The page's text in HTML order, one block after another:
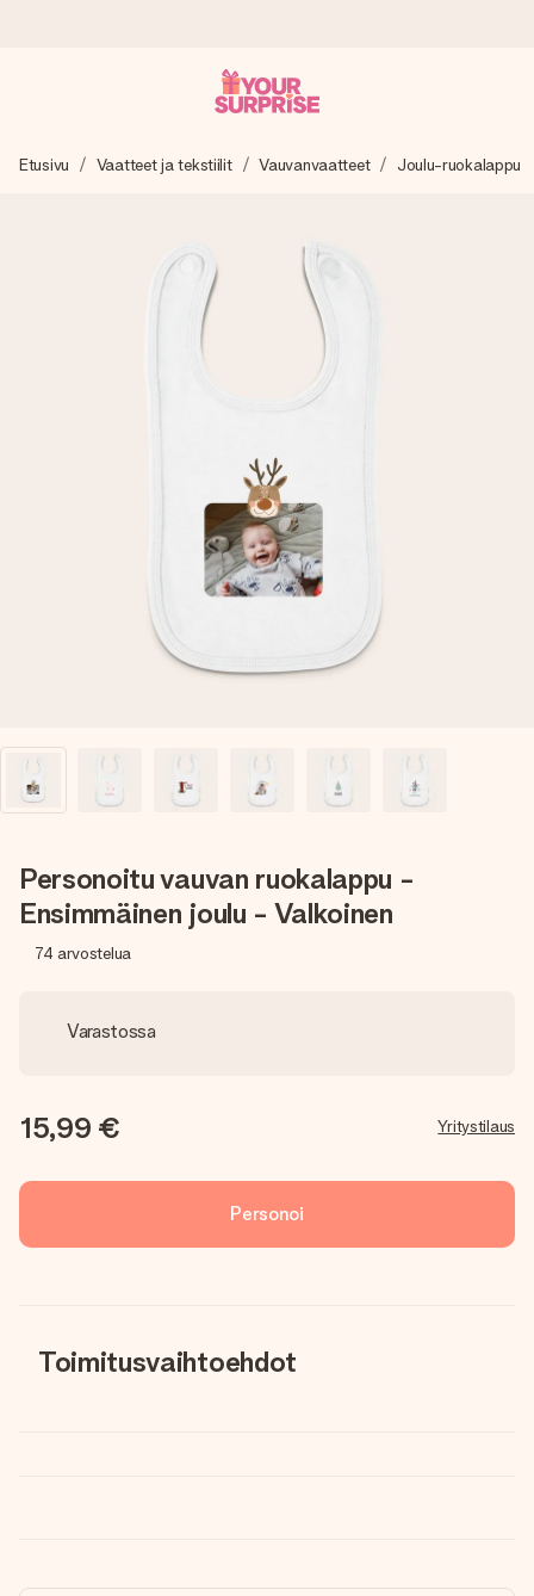
Valmistamme lahjasi huolella ja lähetämme sen hetkessä,
4,8 (+15 000 arvostelun perusteella)
Lahjamme inspiroivat. Asiakkaiden arvosana on 4,8 Google
Ilmainen tervehdyskortti
Tilaa tänään – personoitu lahja valmistuu ja lähtee matkaan
nopeammin kuin ehdit sanoa “yllätys!”
Etusivu Vaatteet ja tekstiilit Vauvanvaatteet Joulu-ruokalappu
Personoitu vauvan ruokalappu -
Ensimmäinen joulu - Valkoinen
74 arvostelua
Varastossa
15,99 € Yritystilaus
Personoi
Toimitusvaihtoehdot